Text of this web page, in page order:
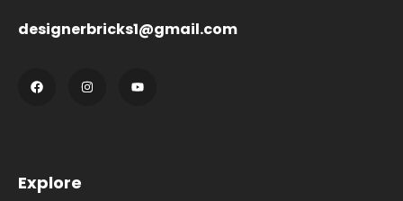
designerbricks1@gmail.com
Explore